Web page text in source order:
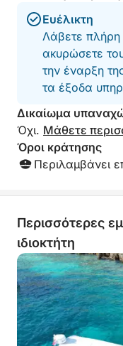
Ευέλικτη
Λάβετε
ακυρώσετε
την έναρξη
τα έξοδα
Δικαίωμα
Όχι. Μάθετε
Όροι κράτησης
Περιλαμβάνει
Περισσότερες
ιδιοκτήτη